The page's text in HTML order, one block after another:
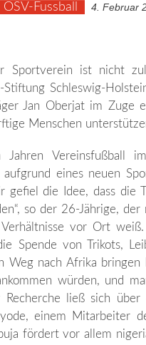
OSV-Fussball 4. Februar
Sportverein ist nicht
Stiftung Schleswig-
Jan Oberjat im Zuge
Menschen
Vereinsfußball
aufgrund eines neuen
gefiel die Idee, dass die
so der 26-Jährige,
vor Ort
Spende von Trikots,
Weg nach Afrika
würden, und
Recherche ließ sich
einem Mitarbeiter
fördert vor allem